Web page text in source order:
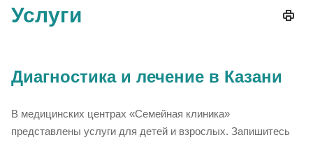
Услуги
Диагностика и лечение в Казани
В медицинских центрах «Семейная клиника»
представлены услуги для детей и взрослых. Запишитесь